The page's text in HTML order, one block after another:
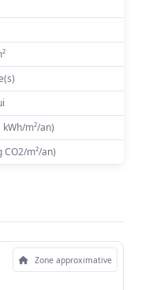
kWh/m²/an)
CO2/m²/an)
Zone approximative